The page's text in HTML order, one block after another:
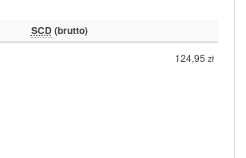
SCD (brutto)
124,95 zł